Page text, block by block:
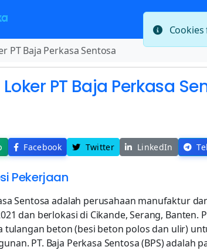
PT Baja Perkasa Sentosa
Loker PT Baja Perkasa
Facebook Twitter LinkedIn
Pekerjaan
Sentosa adalah perusahaan manufaktur
dan berlokasi di Cikande, Serang, Banten.
tulangan beton (besi beton polos dan ulir)
PT. Baja Perkasa Sentosa (BPS) adalah